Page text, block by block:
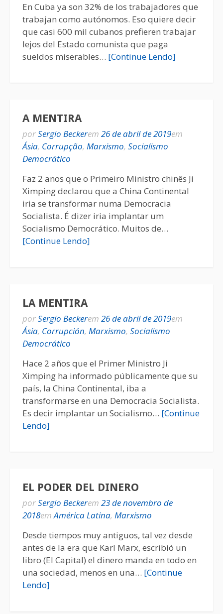
En Cuba ya son 32% de los trabajadores que
trabajan como autónomos. Eso quiere decir
que casi 600 mil cubanos prefieren trabajar
lejos del Estado comunista que paga
sueldos miserables… [Continue Lendo]
A MENTIRA
porSergio Beckerem 26 de abril de 2019em
Ásia, Corrupção, Marxismo, Socialismo
Democrático
Faz 2 anos que o Primeiro Ministro chinês Ji
Ximping declarou que a China Continental
iria se transformar numa Democracia
Socialista. É dizer iria implantar um
Socialismo Democrático. Muitos de…
[Continue Lendo]
LA MENTIRA
porSergio Beckerem 26 de abril de 2019em
Ásia, Corrupción, Marxismo, Socialismo
Democrático
Hace 2 años que el Primer Ministro Ji
Ximping ha informado públicamente que su
país, la China Continental, iba a
transformarse en una Democracia Socialista.
Es decir implantar un Socialismo… [Continue
Lendo]
EL PODER DEL DINERO
porSergio Beckerem 23 de novembro de
2018emAmérica Latina, Marxismo
Desde tiempos muy antiguos, tal vez desde
antes de la era que Karl Marx, escribió un
libro (El Capital) el dinero manda en todo en
una sociedad, menos en una… [Continue
Lendo]